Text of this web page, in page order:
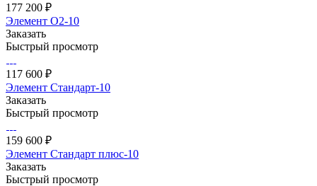
177 200 ₽
Элемент О2-10
Заказать
Быстрый просмотр
117 600 ₽
Элемент Стандарт-10
Заказать
Быстрый просмотр
159 600 ₽
Элемент Стандарт плюс-10
Заказать
Быстрый просмотр